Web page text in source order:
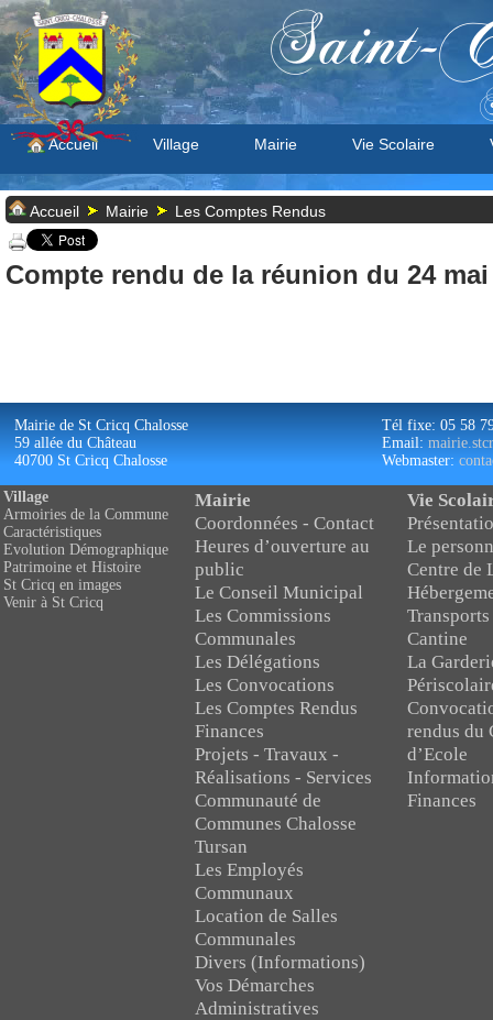
Saint-
Accueil Village Mairie Vie Scolaire
Accueil Mairie Les Comptes Rendus
Compte rendu de la réunion du 24 mai
Mairie de St Cricq Chalosse
59 allée du Château
40700 St Cricq Chalosse
Tél fixe: 05 58
Email:
Webmaster:
Village
Armoiries de la Commune
Caractéristiques
Evolution Démographique
Patrimoine et Histoire
St Cricq en images
Venir à St Cricq
Mairie
Coordonnées - Contact
Heures d’ouverture au
public
Le Conseil Municipal
Les Commissions
Communales
Les Délégations
Les Convocations
Les Comptes Rendus
Finances
Projets - Travaux -
Réalisations - Services
Communauté de
Communes Chalosse
Tursan
Les Employés
Communaux
Location de Salles
Communales
Divers (Informations)
Vos Démarches
Administratives
Vie
Le
Centre de
Cantine
La
rendus du
d’Ecole
Finances